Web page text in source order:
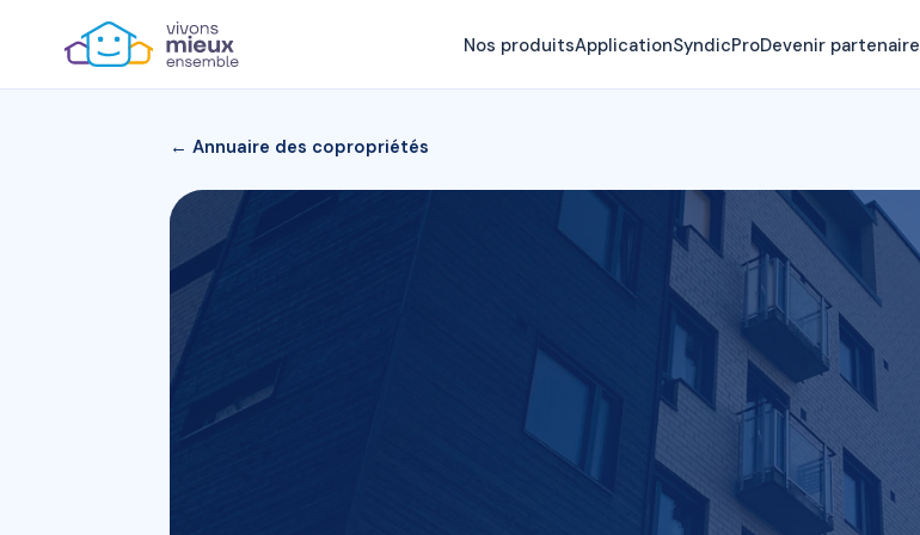
Nos produitsApplicationSyndicProDevenir partenaire
← Annuaire des copropriétés